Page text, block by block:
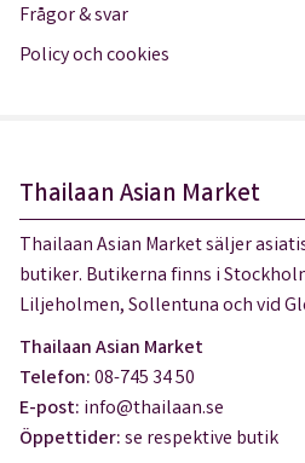
Frågor & svar
Policy och cookies
Thailaan Asian Market
Thailaan Asian Market säljer
butiker. Butikerna finns i
Liljeholmen, Sollentuna och vid
Thailaan Asian Market
Telefon:08-745 34 50
E-post: info@thailaan.se
Öppettider:se respektive butik